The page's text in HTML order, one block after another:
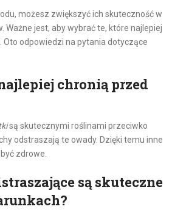
możesz zwiększyć ich skuteczność w
Ważne jest, aby wybrać te, które najlepiej
odpowiedzi na pytania dotyczące
chronią przed
są skutecznymi roślinami przeciwko
odstraszają te owady. Dzięki temu inne
zdrowe.
są skuteczne